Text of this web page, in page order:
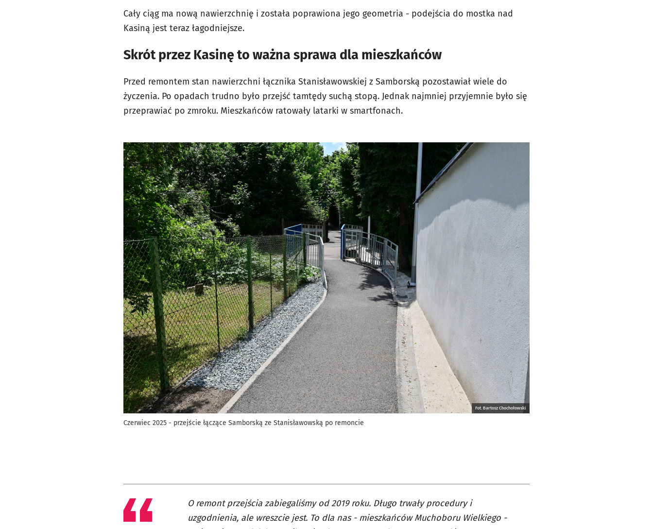
Cały ciąg ma nową nawierzchnię i została poprawiona jego geometria - podejścia do mostka nad
Kasiną jest teraz łagodniejsze.
Skrót przez Kasinę to ważna sprawa dla mieszkańców
Przed remontem stan nawierzchni łącznika Stanisławowskiej z Samborską pozostawiał wiele do
życzenia. Po opadach trudno było przejść tamtędy suchą stopą. Jednak najmniej przyjemnie było się
przeprawiać po zmroku. Mieszkańców ratowały latarki w smartfonach.
Fot. Bartosz Chochołowski
Czerwiec 2025 - przejście łączące Samborską ze Stanisławowską po remoncie
O remont przejścia zabiegaliśmy od 2019 roku. Długo trwały procedury i
uzgodnienia, ale wreszcie jest. To dla nas - mieszkańców Muchoboru Wielkiego -